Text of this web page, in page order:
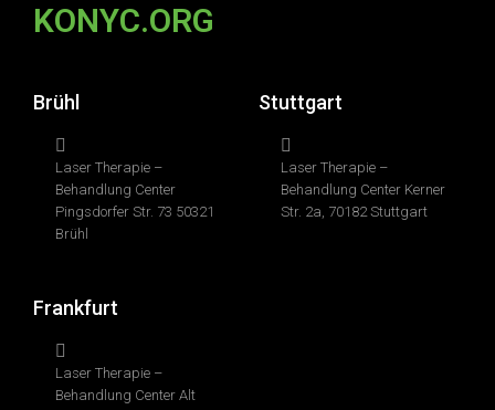
KONYC.ORG
Brühl
Laser Therapie –
Behandlung Center
Pingsdorfer Str. 73 50321
Brühl
Stuttgart
Laser Therapie –
Behandlung Center Kerner
Str. 2a, 70182 Stuttgart
Frankfurt
Laser Therapie –
Behandlung Center Alt